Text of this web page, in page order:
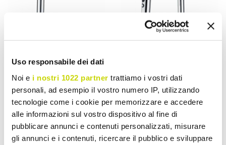
Uso responsabile dei dati
Noi e i nostri 1022 partner trattiamo i vostri dati
personali, ad esempio il vostro numero IP, utilizzando
tecnologie come i cookie per memorizzare e accedere
alle informazioni sul vostro dispositivo al fine di
pubblicare annunci e contenuti personalizzati, misurare
gli annunci e i contenuti, ricercare il pubblico e sviluppare
VIADURINI TAPS
Waschtischmischer mit
ABS-Handbrause Made in
Italy - Kalid
VIADURINI TAPS
Küchenspülenmischer mit
verstellbarem Schlauch
und Handbrause Made in
Italy - Cormo